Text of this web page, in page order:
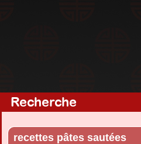
Recherche
recettes pâtes sautées